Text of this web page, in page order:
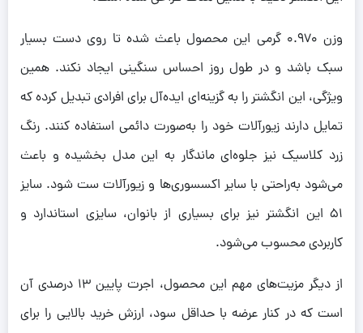
وزن 0.970 گرمی این محصول باعث شده تا روی دست بسیار
سبک باشد و در طول روز احساس سنگینی ایجاد نکند. همین
ویژگی، این انگشتر را به گزینه‌ای ایده‌آل برای افرادی تبدیل کرده که
تمایل دارند زیورآلات خود را به‌صورت دائمی استفاده کنند. رنگ
زرد کلاسیک نیز جلوه‌ای ماندگار به این مدل بخشیده و باعث
می‌شود به‌راحتی با سایر اکسسوری‌ها و زیورآلات ست شود. سایز
51 این انگشتر نیز برای بسیاری از بانوان، سایزی استاندارد و
کاربردی محسوب می‌شود.
از دیگر مزیت‌های مهم این محصول، اجرت پایین 13 درصدی آن
است که در کنار عرضه با حداقل سود، ارزش خرید بالایی را برای